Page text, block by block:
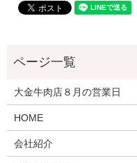
大金牛肉店８月の営業日
HOME
会社紹介